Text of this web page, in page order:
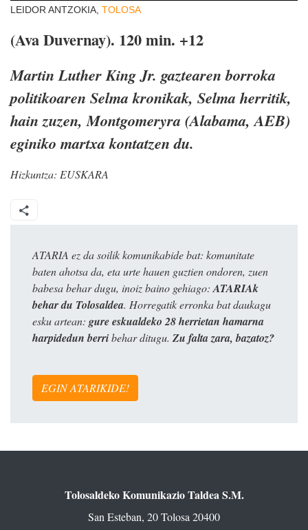
LEIDOR ANTZOKIA, TOLOSA
(Ava Duvernay). 120 min. +12
Martin Luther King Jr. gaztearen borroka
politikoaren Selma kronikak, Selma herritik,
hain zuzen, Montgomeryra (Alabama, AEB)
eginiko martxa kontatzen du.
Hizkuntza: EUSKARA
ATARIA ez da soilik komunikabide bat: komunitate
baten ahotsa da, eta urte hauen guztien ondoren, zuen
babesa behar dugu, inoiz baino gehiago: ATARIAk
behar du Tolosaldea. Horregatik erronka bat daukagu
esku artean: gure eskualdeko 28 herrietan hamarna
harpidedun berribehar ditugu. Zu falta zara, bazatoz?
EGIN ATARIKIDE!
Tolosaldeko Komunikazio Taldea S.M.
San Esteban, 20 Tolosa 20400